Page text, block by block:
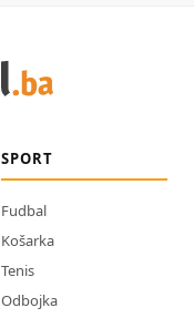
SPORT
Fudbal
Košarka
Tenis
Odbojka